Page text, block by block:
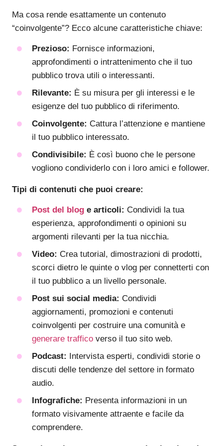
Ma cosa rende esattamente un contenuto
“coinvolgente”? Ecco alcune caratteristiche chiave:
Prezioso: Fornisce informazioni,
approfondimenti o intrattenimento che il tuo
pubblico trova utili o interessanti.
Rilevante: È su misura per gli interessi e le
esigenze del tuo pubblico di riferimento.
Coinvolgente: Cattura l’attenzione e mantiene
il tuo pubblico interessato.
Condivisibile: È così buono che le persone
vogliono condividerlo con i loro amici e follower.
Tipi di contenuti che puoi creare:
Post del blog e articoli: Condividi la tua
esperienza, approfondimenti o opinioni su
argomenti rilevanti per la tua nicchia.
Video: Crea tutorial, dimostrazioni di prodotti,
scorci dietro le quinte o vlog per connetterti con
il tuo pubblico a un livello personale.
Post sui social media: Condividi
aggiornamenti, promozioni e contenuti
coinvolgenti per costruire una comunità e
generare traffico verso il tuo sito web.
Podcast:
Intervista esperti, condividi storie o
discuti delle tendenze del settore in formato
audio.
Infografiche: Presenta informazioni in un
formato visivamente attraente e facile da
comprendere.